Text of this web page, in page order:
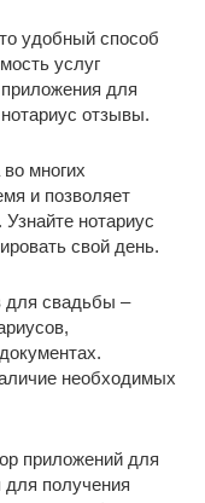
удобный способ
услуг
для
отзывы.
многих
и позволяет
нотариус
свой день.
для свадьбы –
необходимых
приложений для
получения